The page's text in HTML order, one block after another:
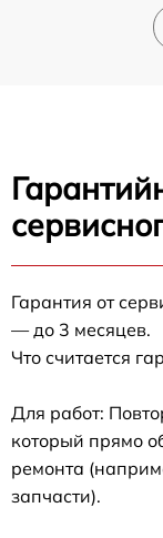
Гарантия от
— до 3 месяцев.
Что считается
Для работ:
который прямо
ремонта
запчасти).